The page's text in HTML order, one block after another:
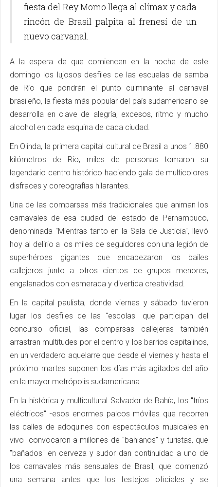
fiesta del Rey Momo llega al clímax y cada
rincón de Brasil palpita al frenesí de un
nuevo carvanal.
A la espera de que comiencen en la noche de este
domingo los lujosos desfiles de las escuelas de samba
de Río que pondrán el punto culminante al carnaval
brasileño, la fiesta más popular del país sudamericano se
desarrolla en clave de alegría, excesos, ritmo y mucho
alcohol en cada esquina de cada ciudad.
En Olinda, la primera capital cultural de Brasil a unos 1.880
kilómetros de Río, miles de personas tomaron su
legendario centro histórico haciendo gala de multicolores
disfraces y coreografías hilarantes.
Una de las comparsas más tradicionales que animan los
carnavales de esa ciudad del estado de Pernambuco,
denominada "Mientras tanto en la Sala de Justicia", llevó
hoy al delirio a los miles de seguidores con una legión de
superhéroes gigantes que encabezaron los bailes
callejeros junto a otros cientos de grupos menores,
engalanados con esmerada y divertida creatividad.
En la capital paulista, donde viernes y sábado tuvieron
lugar los desfiles de las "escolas" que participan del
concurso oficial, las comparsas callejeras también
arrastran multitudes por el centro y los barrios capitalinos,
en un verdadero aquelarre que desde el viernes y hasta el
próximo martes suponen los días más agitados del año
en la mayor metrópolis sudamericana.
En la histórica y multicultural Salvador de Bahía, los "tríos
eléctricos" -esos enormes palcos móviles que recorren
las calles de adoquines con espectáculos musicales en
vivo- convocaron a millones de "bahianos" y turistas, que
"bañados" en cerveza y sudor dan continuidad a uno de
los carnavales más sensuales de Brasil, que comenzó
una semana antes que los festejos oficiales y se